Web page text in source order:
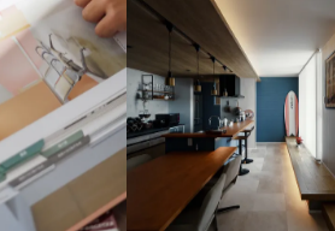
ARCHI homelife